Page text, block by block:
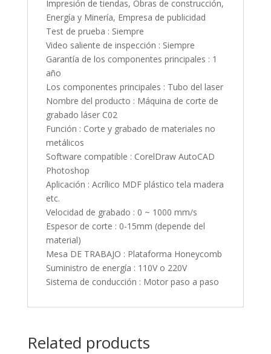
Impresión de tiendas, Obras de construcción,
Energía y Minería, Empresa de publicidad
Test de prueba : Siempre
Video saliente de inspección : Siempre
Garantía de los componentes principales : 1
año
Los componentes principales : Tubo del laser
Nombre del producto : Máquina de corte de
grabado láser C02
Función : Corte y grabado de materiales no
metálicos
Software compatible : CorelDraw AutoCAD
Photoshop
Aplicación : Acrílico MDF plástico tela madera
etc.
Velocidad de grabado : 0 ~ 1000 mm/s
Espesor de corte : 0-15mm (depende del
material)
Mesa DE TRABAJO : Plataforma Honeycomb
Suministro de energía : 110V o 220V
Sistema de conducción : Motor paso a paso
Related products